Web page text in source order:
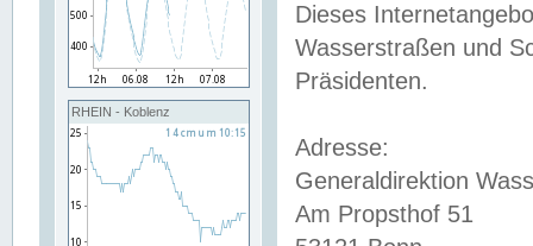
RHEIN - Koblenz
Dieses
Wasserstraßen und
Präsidenten.
Adresse:
Generaldirektion
Am Propsthof 51